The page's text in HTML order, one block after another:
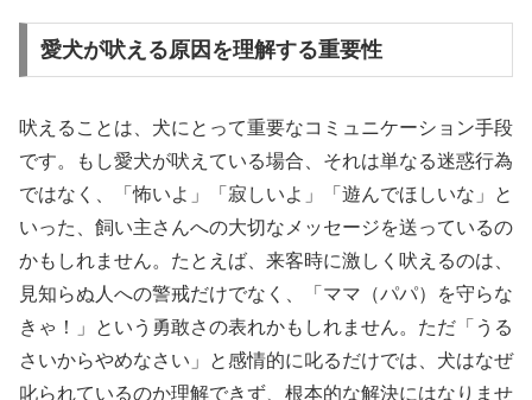
愛犬が吠える原因を理解する重要性
吠えることは、犬にとって重要なコミュニケーション手段
です。もし愛犬が吠えている場合、それは単なる迷惑行為
ではなく、「怖いよ」「寂しいよ」「遊んでほしいな」と
いった、飼い主さんへの大切なメッセージを送っているの
かもしれません。たとえば、来客時に激しく吠えるのは、
見知らぬ人への警戒だけでなく、「ママ（パパ）を守らな
きゃ！」という勇敢さの表れかもしれません。ただ「うる
さいからやめなさい」と感情的に叱るだけでは、犬はなぜ
叱られているのか理解できず、根本的な解決にはなりませ